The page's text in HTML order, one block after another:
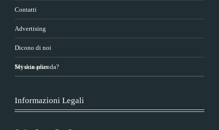
Contatti
Advertising
Dicono di noi
Sei una azienda?
Myskin plus
Informazioni Legali